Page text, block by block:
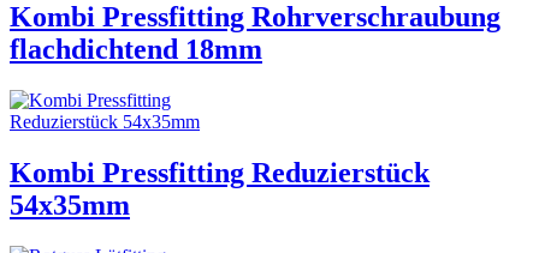
Kombi Pressfitting Rohrverschraubung
flachdichtend 18mm
Kombi Pressfitting Reduzierstück
54x35mm